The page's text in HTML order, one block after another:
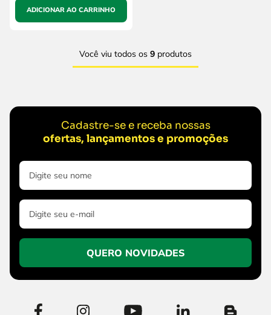
ADICIONAR AO CARRINHO
Você viu todos os 9 produtos
Cadastre-se e receba nossas
ofertas, lançamentos e promoções
QUERO NOVIDADES